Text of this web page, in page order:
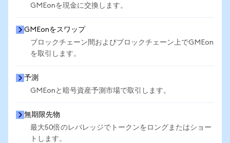
GMEonを現金に交換します。
GMEonをスワップ
ブロックチェーン間およびブロックチェーン上でGMEon
を取引します。
予測
GMEonと暗号資産予測市場で取引します。
無期限先物
最大50倍のレバレッジでトークンをロングまたはショー
トします。